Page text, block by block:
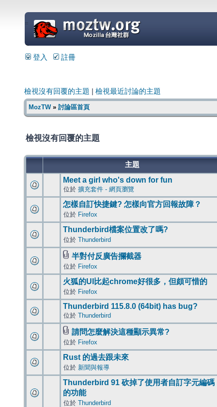
=
登入 註冊
檢視沒有回覆的主題 檢視最近討論的主題
MozTW» 討論區首頁
檢視沒有回覆的主題
主題
Meet a girl who's down for fun
位於 擴充套件 - 網頁瀏覽
怎樣自訂快捷鍵? 怎樣向官方回報故障？
位於 Firefox
Thunderbird檔案位置改了嗎?
位於 Thunderbird
半對付反廣告攔截器
位於 Firefox
火狐的UI比起chrome好很多，但頗可惜的
位於 Firefox
Thunderbird 115.8.0 (64bit) has bug?
位於 Thunderbird
請問怎麼解決這種顯示異常?
位於 Firefox
Rust 的過去跟未來
位於 新聞與報導
Thunderbird 91 砍掉了使用者自訂字元編碼
的功能
位於 Thunderbird